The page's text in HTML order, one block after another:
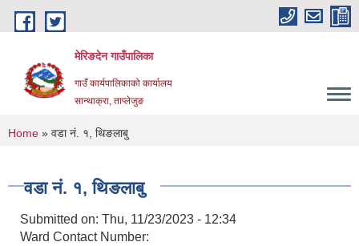
Skip to main content
मेरिङदेन गाउँपालिका
गाउँ कार्यपालिकाको कार्यालय
सान्थाक्रा, ताप्लेजुङ
You are here
Home » वडा नं. १, थिङलाबु
वडा नं. १, थिङलाबु
Submitted on: Thu, 11/23/2023 - 12:34
Ward Contact Number: